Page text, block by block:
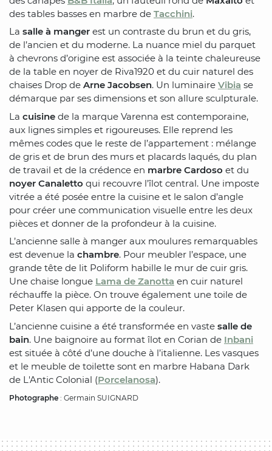
des tables basses en marbre de Tacchini.
La salle à manger est un contraste du brun et du gris,
de l’ancien et du moderne. La nuance miel du parquet
à chevrons d’origine est associée à la teinte chaleureuse
de la table en noyer de Riva1920 et du cuir naturel des
chaises Drop de Arne Jacobsen. Un luminaire Vibia se
démarque par ses dimensions et son allure sculpturale.
La cuisine de la marque Varenna est contemporaine,
aux lignes simples et rigoureuses. Elle reprend les
mêmes codes que le reste de l’appartement : mélange
de gris et de brun des murs et placards laqués, du plan
de travail et de la crédence en marbre Cardoso et du
noyer Canaletto qui recouvre l’îlot central. Une imposte
vitrée a été posée entre la cuisine et le salon d’angle
pour créer une communication visuelle entre les deux
pièces et donner de la profondeur à la cuisine.
L’ancienne salle à manger aux moulures remarquables
est devenue la chambre. Pour meubler l’espace, une
grande tête de lit Poliform habille le mur de cuir gris.
Une chaise longue Lama de Zanotta en cuir naturel
réchauffe la pièce. On trouve également une toile de
Peter Klasen qui apporte de la couleur.
L’ancienne cuisine a été transformée en vaste salle de
bain. Une baignoire au format îlot en Corian de Inbani
est située à côté d’une douche à l’italienne. Les vasques
et le meuble de toilette sont en marbre Habana Dark
de L'Antic Colonial (Porcelanosa).
Photographe : Germain SUIGNARD